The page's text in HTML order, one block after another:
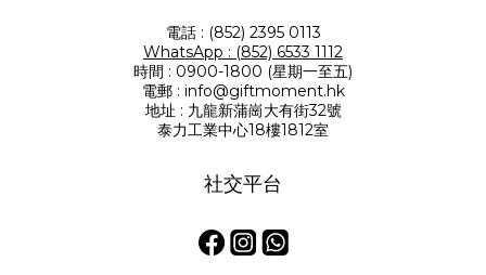
電話 : (852) 2395 0113
WhatsApp : (852) 6533 1112
時間 : 0900-1800 (星期一至五)
電郵 : info@giftmoment.hk
地址 : 九龍新蒲崗大有街32號
泰力工業中心18樓1812室
社交平台